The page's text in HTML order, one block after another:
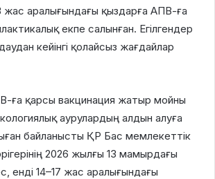
жас аралығындағы қыздарға АПВ-ға
екпе салынған. Егілгендер
кейінгі қолайсыз жағдайлар
ға қарсы вакцинация жатыр мойны
аурулардың алдын алуға
байланысты ҚР Бас мемлекеттік
2026 жылғы 13 мамырдағы
енді 14–17 жас аралығындағы